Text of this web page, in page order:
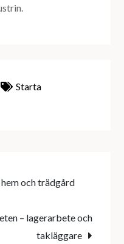
Starta
och trädgård
– lagerarbete och
takläggare